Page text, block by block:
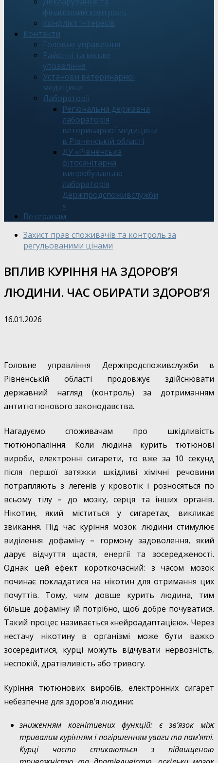
фінансовий контроль
Конфлікт інтересів
Контакти
Головне управління
Районні та міське
управління
Установи ветеринарної
медицини
Лабораторії
Регіональна державна
лабораторія
ветеринарної медицини
в Рівненській області
ДУ «Рівненська
фітосанітарна
випробувальна
лабораторія
Держпродспоживслужби
»
Ветеранам
Захист прав споживачів та контроль за
регульованими цінами
ВПЛИВ КУРІННЯ НА ЗДОРОВ’Я
ЛЮДИНИ. ЧАС ОБИРАТИ ЗДОРОВ’Я
16.01.2026
Головне управління Держпродспоживслужби в
Рівненській області продовжує здійснювати
державний нагляд (контроль) за дотриманням
антитютюнового законодавства.
Нагадуємо споживачам про шкідливість
тютюнопаління. Коли людина курить тютюнові
вироби, електронні сигарети, то вже за 10 секунд
після першої затяжки шкідливі хімічні речовини
потрапляють з легенів у кровотік і розносяться по
всьому тілу – до мозку, серця та інших органів.
Нікотин, який міститься у сигаретах, викликає
звикання. Під час куріння мозок людини стимулює
виділення дофаміну – гормону задоволення, який
дарує відчуття щастя, енергії та зосередженості.
Однак цей ефект короткочасний: з часом мозок
починає покладатися на нікотин для отримання цих
почуттів. Тому, чим довше курить людина, тим
більше дофаміну їй потрібно, щоб добре почуватися.
Такий процес називається «нейроадаптацією». Через
нестачу нікотину в організмі може бути важко
зосередитися, курці можуть відчувати нервозність,
неспокій, дратівливість або тривогу.
Куріння тютюнових виробів, електронних сигарет
небезпечне для здоров’я людини:
зниженням когнітивних функцій: є зв’язок між
тривалим курінням і погіршенням уваги та пам’яті.
Курці часто стикаються з підвищеною